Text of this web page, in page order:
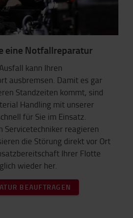
eine Notfallreparatur
kann Ihren
ausbremsen. Damit es gar
Standzeiten kommt, sind
Handling mit unserer
für Sie im Einsatz.
Servicetechniker reagieren
die Störung direkt vor Ort
Ihrer Flotte
wieder her.
BEAUFTRAGEN